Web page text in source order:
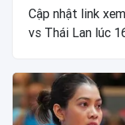
Cập nhật link
vs Thái Lan lúc